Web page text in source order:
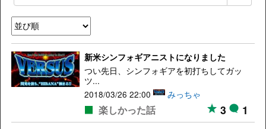
新米シンフォギアニストになりました
つい先日、シンフォギアを初打ちしてガッ
ツ...
2018/03/26 22:00
みっちゃ
楽しかった話 3 1